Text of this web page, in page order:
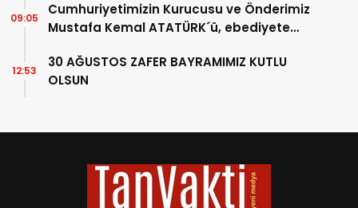
Cumhuriyetimizin Kurucusu ve Önderimiz
Mustafa Kemal ATATÜRK´ü, ebediyete
09:05
30 AĞUSTOS ZAFER BAYRAMIMIZ KUTLU
OLSUN
12:53